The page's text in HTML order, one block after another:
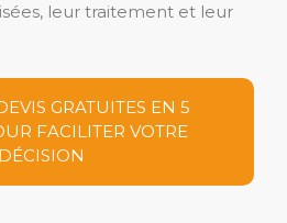
leur traitement et leur
GRATUITES EN 5
FACILITER VOTRE
DÉCISION